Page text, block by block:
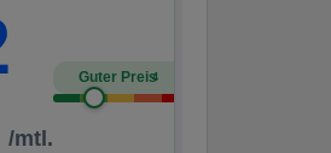
/mtl.
Guter Preis4